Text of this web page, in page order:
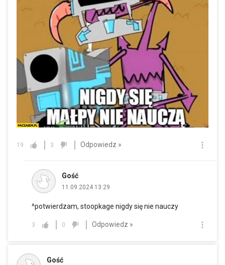
19 3 Odpowiedz »
Gość
11.09.2024 13:29
^potwierdzam, stoopkage nigdy się nie nauczy
3 0 Odpowiedz »
Gość